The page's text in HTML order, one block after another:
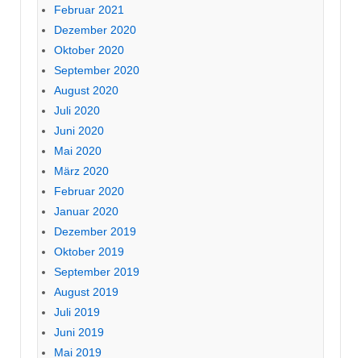
Februar 2021
Dezember 2020
Oktober 2020
September 2020
August 2020
Juli 2020
Juni 2020
Mai 2020
März 2020
Februar 2020
Januar 2020
Dezember 2019
Oktober 2019
September 2019
August 2019
Juli 2019
Juni 2019
Mai 2019